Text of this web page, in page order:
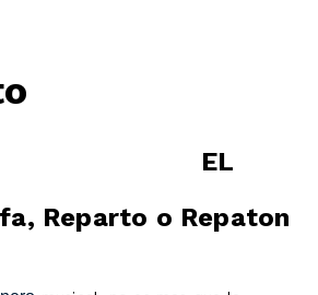
EL
Reparto o Repaton